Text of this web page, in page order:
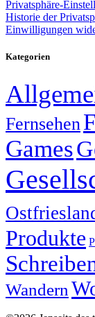
Privatsphäre-
Historie der
Einwilligungen
Kategorien
Fernsehen
Games
Produkte
Wandern